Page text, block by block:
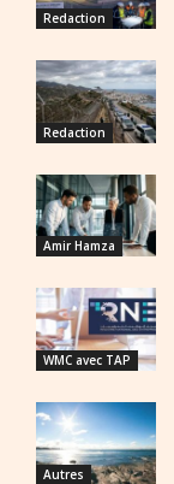
Redaction
Redaction
Amir Hamza
WMC avec TAP
Autres